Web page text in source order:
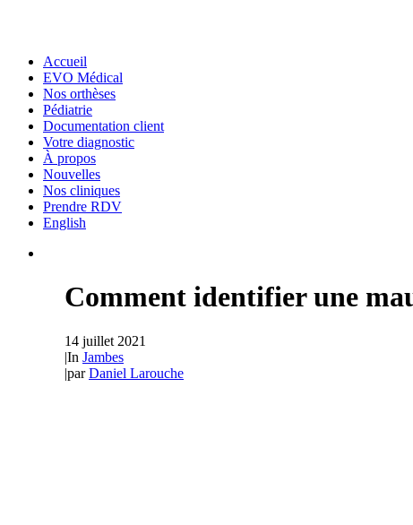
Accueil
EVO Médical
Nos orthèses
Pédiatrie
Documentation client
Votre diagnostic
À propos
Nouvelles
Nos cliniques
Prendre RDV
English
Comment identifier une
14 juillet 2021
|In Jambes
|parDaniel Larouche